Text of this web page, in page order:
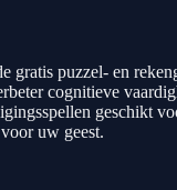
puzzel- en
cognitieve
geschikt
uw geest.